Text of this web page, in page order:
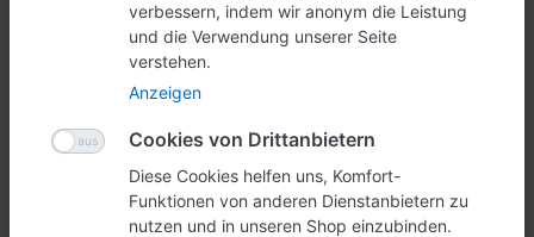
verbessern, indem wir anonym die Leistung
und die Verwendung unserer Seite
verstehen.
Anzeigen
Cookies von Drittanbietern
Diese Cookies helfen uns, Komfort-
Funktionen von anderen Dienstanbietern zu
nutzen und in unseren Shop einzubinden.